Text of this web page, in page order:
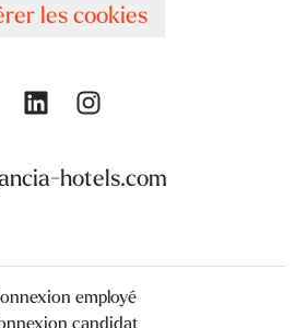
les cookies
hotels.com
employé
candidat